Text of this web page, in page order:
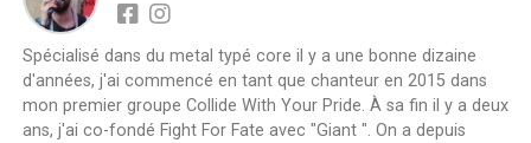
Spécialisé dans du metal typé core il y a une bonne dizaine
d'années, j'ai commencé en tant que chanteur en 2015 dans
mon premier groupe Collide With Your Pride. À sa fin il y a deux
ans, j'ai co-fondé Fight For Fate avec "Giant ". On a depuis